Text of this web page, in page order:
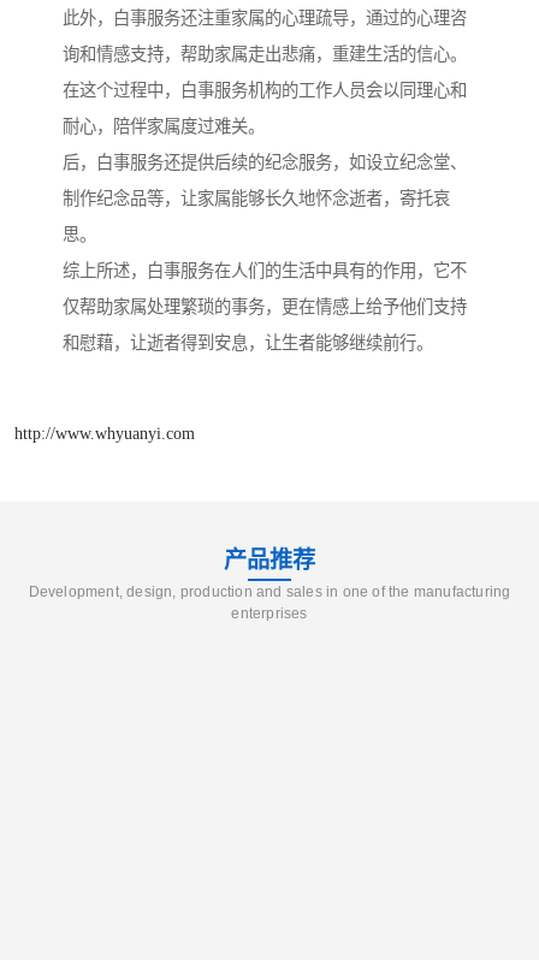
此外，白事服务还注重家属的心理疏导，通过的心理咨
询和情感支持，帮助家属走出悲痛，重建生活的信心。
在这个过程中，白事服务机构的工作人员会以同理心和
耐心，陪伴家属度过难关。
后，白事服务还提供后续的纪念服务，如设立纪念堂、
制作纪念品等，让家属能够长久地怀念逝者，寄托哀
思。
综上所述，白事服务在人们的生活中具有的作用，它不
仅帮助家属处理繁琐的事务，更在情感上给予他们支持
和慰藉，让逝者得到安息，让生者能够继续前行。
http://www.whyuanyi.com
产品推荐
Development, design, production and sales in one of the manufacturing
enterprises